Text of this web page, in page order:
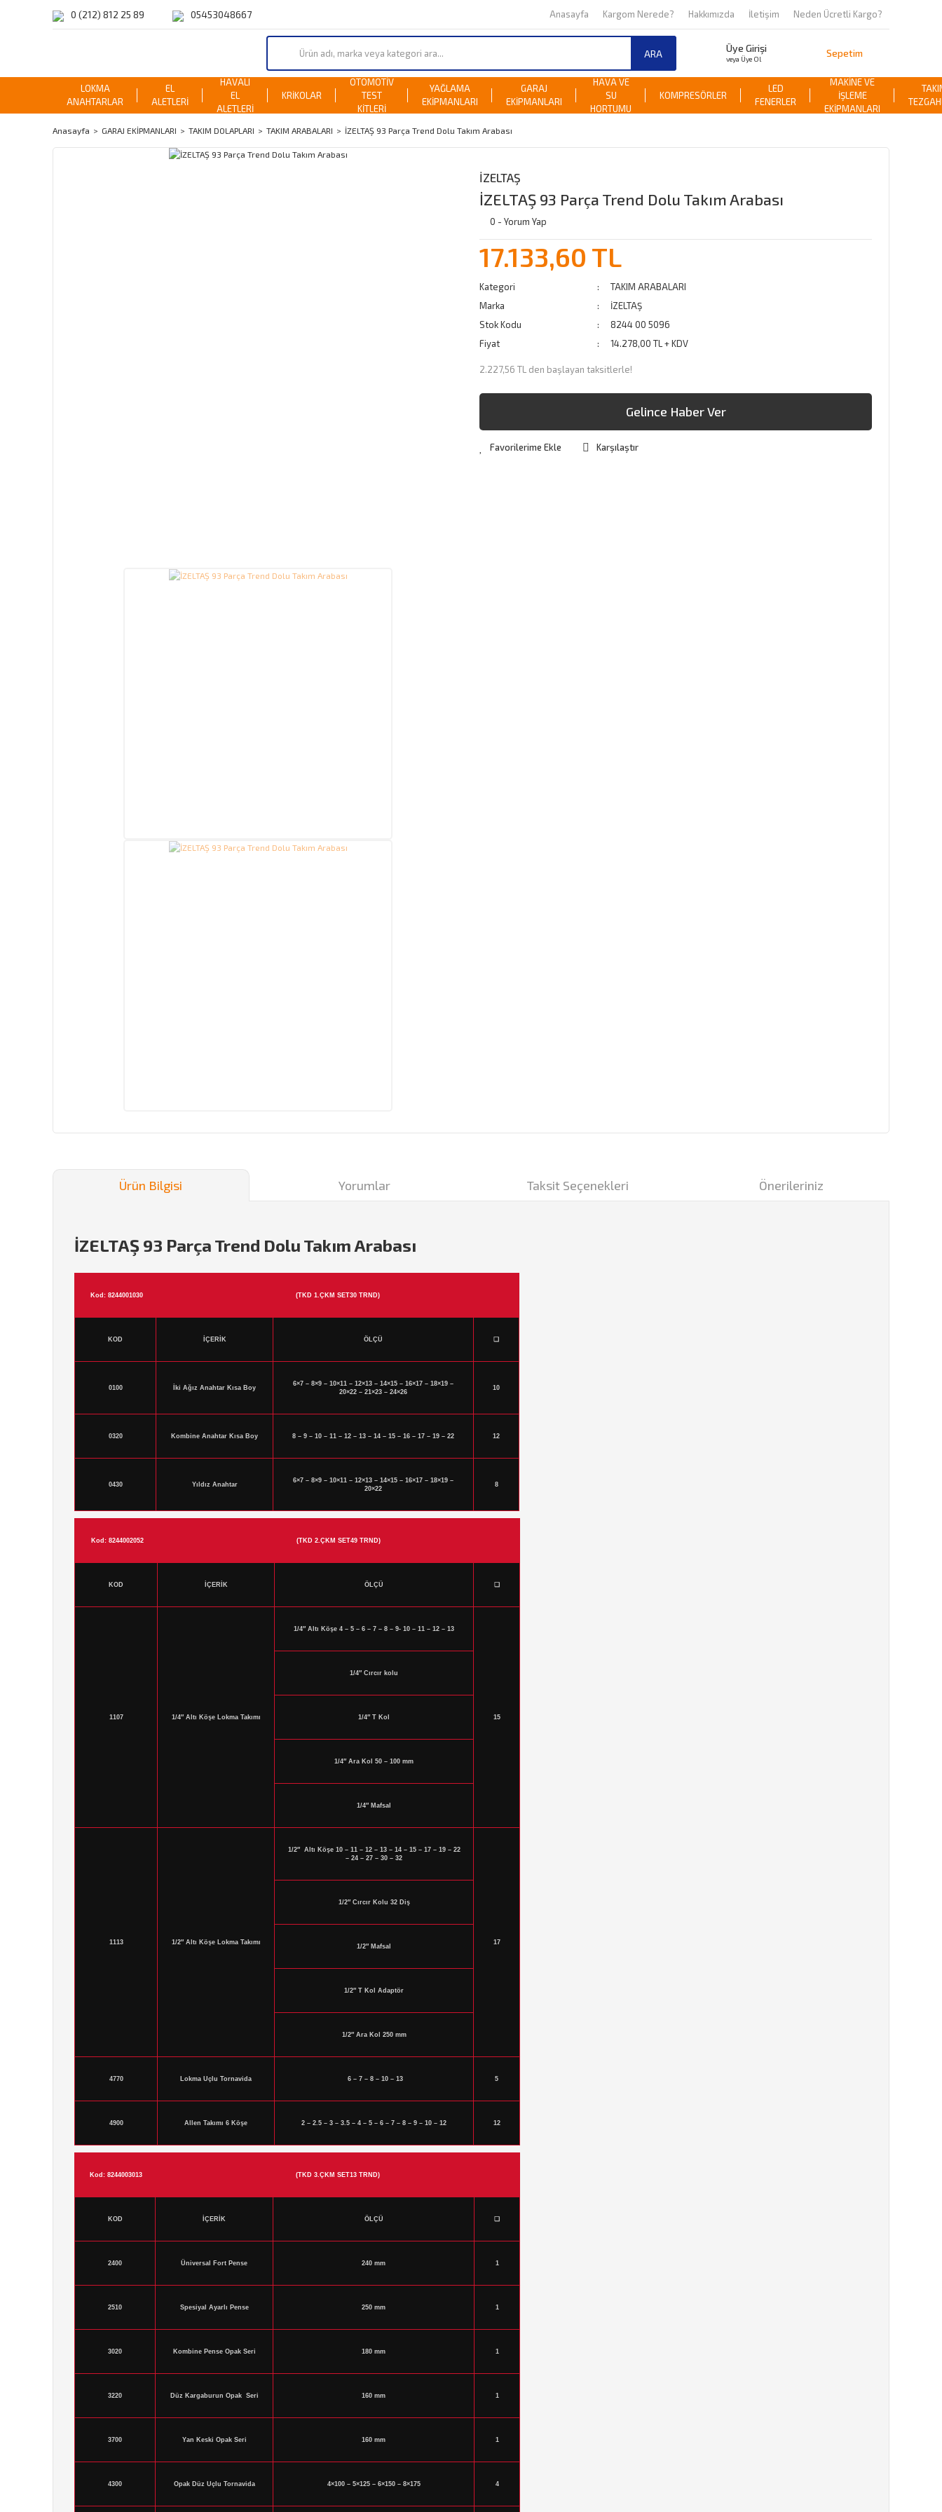
0 (212) 812 25 89 05453048667 Anasayfa Kargom Nerede? Hakkımızda İletişim Neden Ücretli Kargo?
ARA Üye Girişi
veya Üye Ol Sepetim
LOKMA
ANAHTARLAR
EL
ALETLERİ
HAVALI
EL
ALETLERİ
KRİKOLAR
OTOMOTİV
TEST
KİTLERİ
YAĞLAMA
EKİPMANLARI
GARAJ
EKİPMANLARI
HAVA VE
SU
HORTUMU
KOMPRESÖRLER
LED
FENERLER
MAKİNE VE
İŞLEME
EKİPMANLARI
Anasayfa GARAJ EKİPMANLARI TAKIM DOLAPLARI TAKIM ARABALARI İZELTAŞ 93 Parça Trend Dolu Takım Arabası
İZELTAŞ
İZELTAŞ 93 Parça Trend Dolu Takım Arabası
0 - Yorum Yap
17.133,60 TL
Kategori
TAKIM ARABALARI
Marka
İZELTAŞ
Stok Kodu
8244 00 5096
Fiyat
14.278,00 TL + KDV
2.227,56 TL den başlayan taksitlerle!
Gelince Haber Ver
Karşılaştır
Ürün Bilgisi Yorumlar Taksit Seçenekleri Önerileriniz
İZELTAŞ 93 Parça Trend Dolu Takım Arabası
Kod: 8244001030 (TKD 1.ÇKM SET30 TRND)
KOD İÇERİK ÖLÇÜ ❑
0100 İki Ağız Anahtar Kısa Boy
6×7 – 8×9 – 10×11 – 12×13 – 14×15 – 16×17 – 18×19 –
20×22 – 21×23 – 24×26
10
0320 Kombine Anahtar Kısa Boy 8 – 9 – 10 – 11 – 12 – 13 – 14 – 15 – 16 – 17 – 19 – 22 12
0430 Yıldız Anahtar
6×7 – 8×9 – 10×11 – 12×13 – 14×15 – 16×17 – 18×19 –
20×22
8
Kod: 8244002052 (TKD 2.ÇKM SET49 TRND)
KOD İÇERİK ÖLÇÜ ❑
1107 1/4″ Altı Köşe Lokma Takımı
1/4″ Altı Köşe 4 – 5 – 6 – 7 – 8 – 9- 10 – 11 – 12 – 13
15
1/4″ Cırcır kolu
1/4″ T Kol
1/4″ Ara Kol 50 – 100 mm
1/4″ Mafsal
1113 1/2″ Altı Köşe Lokma Takımı
1/2″ Altı Köşe 10 – 11 – 12 – 13 – 14 – 15 – 17 – 19 – 22
– 24 – 27 – 30 – 32
17
1/2″ Cırcır Kolu 32 Diş
1/2″ Mafsal
1/2″ T Kol Adaptör
1/2″ Ara Kol 250 mm
4770 Lokma Uçlu Tornavida 6 – 7 – 8 – 10 – 13 5
4900 Allen Takımı 6 Köşe 2 – 2.5 – 3 – 3.5 – 4 – 5 – 6 – 7 – 8 – 9 – 10 – 12 12
Kod: 8244003013 (TKD 3.ÇKM SET13 TRND)
KOD İÇERİK ÖLÇÜ ❑
2400 Üniversal Fort Pense 240 mm 1
2510 Spesiyal Ayarlı Pense 250 mm 1
3020 Kombine Pense Opak Seri 180 mm 1
3220 Düz Kargaburun Opak Seri 160 mm 1
3700 Yan Keski Opak Seri 160 mm 1
4300 Opak Düz Uçlu Tornavida 4×100 – 5×125 – 6×150 – 8×175 4